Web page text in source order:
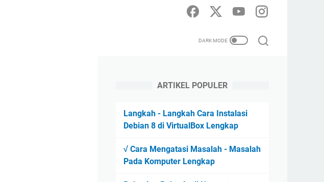
ARTIKEL POPULER
Langkah - Langkah Cara Instalasi
Debian 8 di VirtualBox Lengkap
√ Cara Mengatasi Masalah - Masalah
Pada Komputer Lengkap